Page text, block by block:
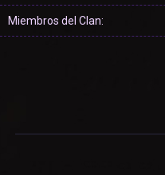
Miembros del Clan: